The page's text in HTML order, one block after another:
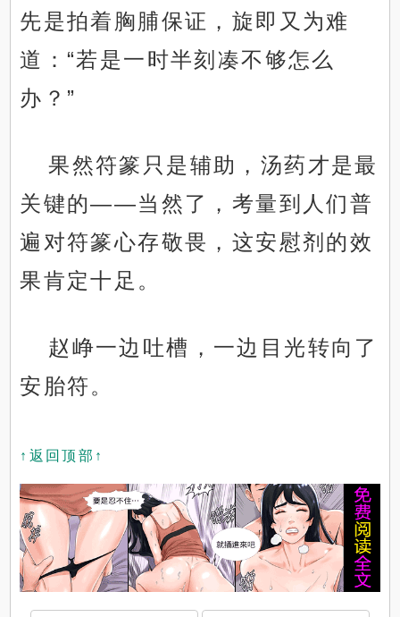
先是拍着胸脯保证，旋即又为难
道：“若是一时半刻凑不够怎么
办？”
果然符篆只是辅助，汤药才是最
关键的——当然了，考量到人们普
遍对符篆心存敬畏，这安慰剂的效
果肯定十足。
赵峥一边吐槽，一边目光转向了
安胎符。
↑返回顶部↑